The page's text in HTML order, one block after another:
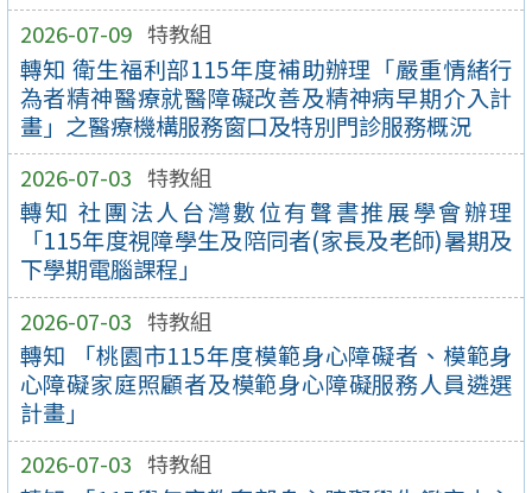
2026-07-09 特教組
轉知 衛生福利部115年度補助辦理「嚴重情緒行
為者精神醫療就醫障礙改善及精神病早期介入計
畫」之醫療機構服務窗口及特別門診服務概況
2026-07-03 特教組
轉知 社團法人台灣數位有聲書推展學會辦理
「115年度視障學生及陪同者(家長及老師)暑期及
下學期電腦課程」
2026-07-03 特教組
轉知 「桃園市115年度模範身心障礙者、模範身
心障礙家庭照顧者及模範身心障礙服務人員遴選
計畫」
2026-07-03 特教組